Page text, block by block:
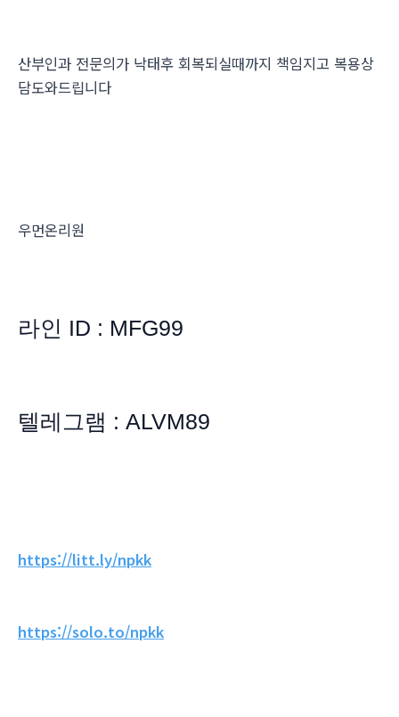
산부인과 전문의가 낙태후 회복되실때까지 책임지고 복용상
담도와드립니다
우먼온리원
라인 ID : MFG99
텔레그램 : ALVM89
https://litt.ly/npkk
https://solo.to/npkk